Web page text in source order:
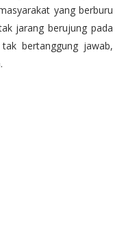
yang berburu
jarang berujung pada
bertanggung jawab,